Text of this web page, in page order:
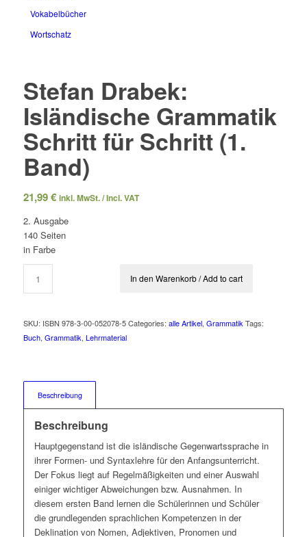
Vokabelbücher
Wortschatz
Stefan Drabek:
Isländische Grammatik
Schritt für Schritt (1.
Band)
21,99€ inkl. MwSt. / Incl. VAT
2. Ausgabe
140 Seiten
in Farbe
In den Warenkorb / Add to cart
SKU: ISBN 978-3-00-052078-5 Categories: alle Artikel, Grammatik Tags:
Buch, Grammatik, Lehrmaterial
Beschreibung
Beschreibung
Hauptgegenstand ist die isländische Gegenwartssprache in
ihrer Formen- und Syntaxlehre für den Anfangsunterricht.
Der Fokus liegt auf Regelmäßigkeiten und einer Auswahl
einiger wichtiger Abweichungen bzw. Ausnahmen. In
diesem ersten Band lernen die Schülerinnen und Schüler
die grundlegenden sprachlichen Kompetenzen in der
Deklination von Nomen, Adjektiven, Pronomen und